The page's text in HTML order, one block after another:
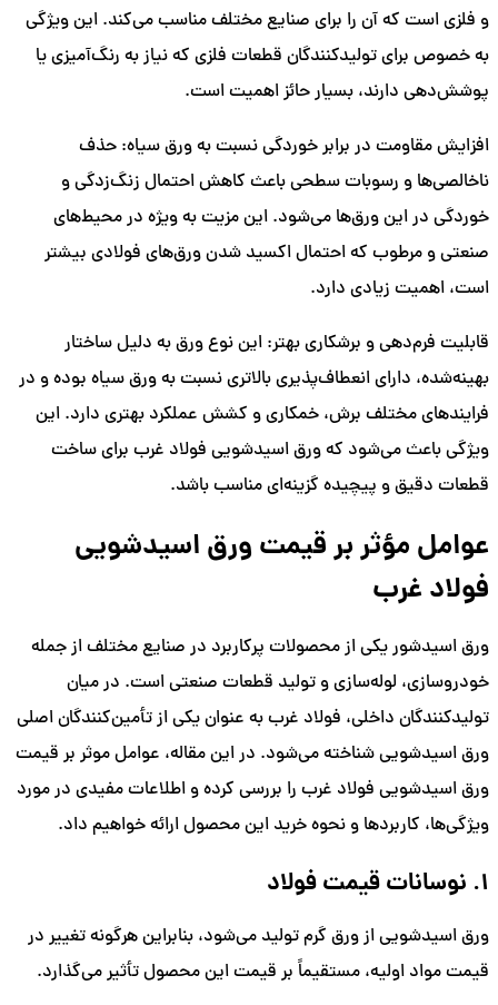
و فلزی است که آن را برای صنایع مختلف مناسب می‌کند. این ویژگی
به خصوص برای تولیدکنندگان قطعات فلزی که نیاز به رنگ‌آمیزی یا
پوشش‌دهی دارند، بسیار حائز اهمیت است.
افزایش مقاومت در برابر خوردگی نسبت به ورق سیاه: حذف
ناخالصی‌ها و رسوبات سطحی باعث کاهش احتمال زنگ‌زدگی و
خوردگی در این ورق‌ها می‌شود. این مزیت به ویژه در محیط‌های
صنعتی و مرطوب که احتمال اکسید شدن ورق‌های فولادی بیشتر
است، اهمیت زیادی دارد.
قابلیت فرم‌دهی و برشکاری بهتر: این نوع ورق به دلیل ساختار
بهینه‌شده، دارای انعطاف‌پذیری بالاتری نسبت به ورق سیاه بوده و در
فرایندهای مختلف برش، خمکاری و کشش عملکرد بهتری دارد. این
ویژگی باعث می‌شود که ورق اسیدشویی فولاد غرب برای ساخت
قطعات دقیق و پیچیده گزینه‌ای مناسب باشد.
عوامل مؤثر بر قیمت ورق اسیدشویی
فولاد غرب
ورق اسیدشور یکی از محصولات پرکاربرد در صنایع مختلف از جمله
خودروسازی، لوله‌سازی و تولید قطعات صنعتی است. در میان
تولیدکنندگان داخلی، فولاد غرب به عنوان یکی از تأمین‌کنندگان اصلی
ورق اسیدشویی شناخته می‌شود. در این مقاله، عوامل موثر بر قیمت
ورق اسیدشویی فولاد غرب را بررسی کرده و اطلاعات مفیدی در مورد
ویژگی‌ها، کاربردها و نحوه خرید این محصول ارائه خواهیم داد.
1. نوسانات قیمت فولاد
ورق اسیدشویی از ورق گرم تولید می‌شود، بنابراین هرگونه تغییر در
قیمت مواد اولیه، مستقیماً بر قیمت این محصول تأثیر می‌گذارد.